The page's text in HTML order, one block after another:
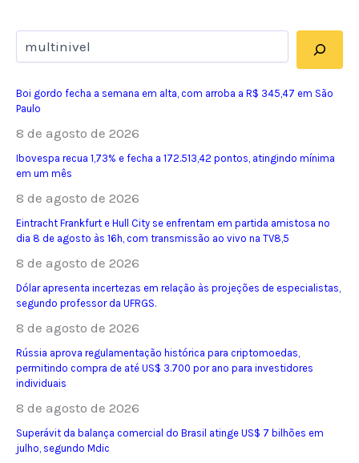
Grátis
Boi gordo fecha a semana em alta, com arroba a R$ 345,47 em São
Paulo
8 de agosto de 2026
Ibovespa recua 1,73% e fecha a 172.513,42 pontos, atingindo mínima
em um mês
8 de agosto de 2026
Eintracht Frankfurt e Hull City se enfrentam em partida amistosa no
dia 8 de agosto às 16h, com transmissão ao vivo na TV8,5
8 de agosto de 2026
Dólar apresenta incertezas em relação às projeções de especialistas,
segundo professor da UFRGS.
8 de agosto de 2026
Rússia aprova regulamentação histórica para criptomoedas,
permitindo compra de até US$ 3.700 por ano para investidores
individuais
8 de agosto de 2026
Superávit da balança comercial do Brasil atinge US$ 7 bilhões em
julho, segundo Mdic